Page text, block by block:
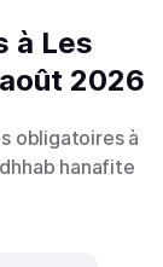
à Les
2026
obligatoires à
hanafite